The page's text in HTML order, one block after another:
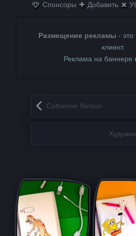
Спонсоры Добавить
Размещение рекламы -
клиент.
Реклама на баннере
Запись навигация
Catherine Nelson